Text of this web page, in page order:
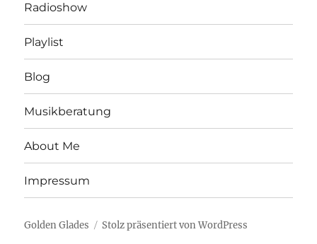
Radioshow
Playlist
Blog
Musikberatung
About Me
Impressum
Golden Glades Stolz präsentiert von WordPress